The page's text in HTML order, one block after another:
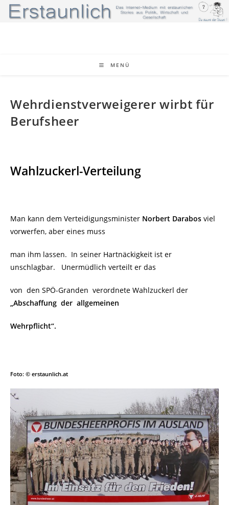
Zum
Inhalt
MENÜ
Wehrdienstverweigerer wirbt für
Berufsheer
Wahlzuckerl-Verteilung
Man kann dem Verteidigungsminister Norbert Darabos viel
vorwerfen, aber eines muss
man ihm lassen. In seiner Hartnäckigkeit ist er
unschlagbar. Unermüdlich verteilt er das
von den SPÖ-Granden verordnete Wahlzuckerl der
„Abschaffung der allgemeinen
Wehrpflicht“.
Foto: © erstaunlich.at